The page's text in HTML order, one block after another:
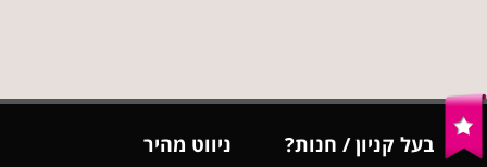
בעל קניון / חנות?
ניווט מהיר